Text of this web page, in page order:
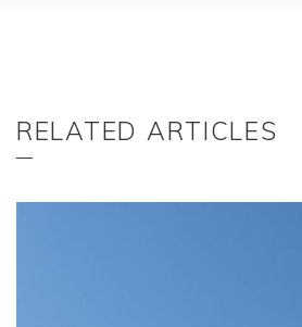
RELATED ARTICLES